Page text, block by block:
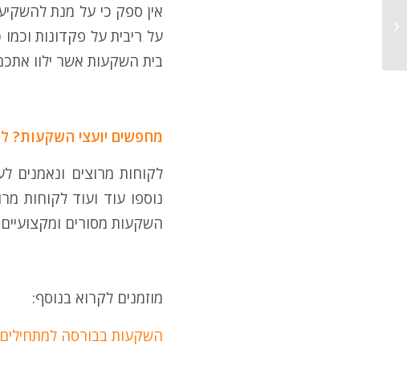
אין ספק כי על מנת
על ריבית על פקדונות
בית השקעות אשר ילוו
מחפשים יועצי השקעות?
לקוחות מרוצים ונאמנים
נוספו עוד ועוד לקוחות
השקעות מסורים
מוזמנים לקרוא בנוסף:
השקעות בבורסה למתחילים